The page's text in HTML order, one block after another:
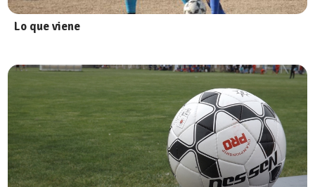
Lo que viene